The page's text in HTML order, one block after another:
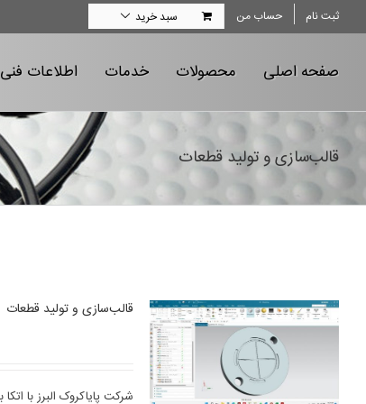
ثبت نام حساب من سبد خرید
صفحه اصلی محصولات خدمات اطلاعات فنی
قالب‌سازی و تولید قطعات
قالب‌سازی و تولید قطعات